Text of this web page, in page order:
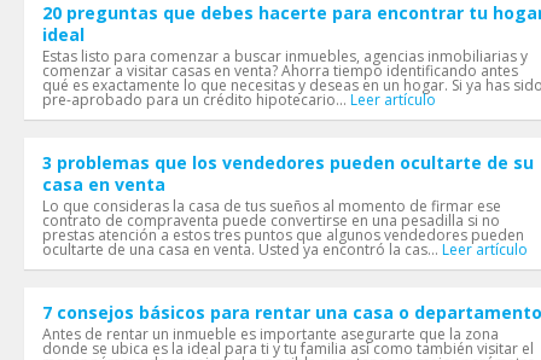
20 preguntas que debes hacerte para encontrar tu
ideal
Estas listo para comenzar a buscar inmuebles, agencias inmobiliarias y
comenzar a visitar casas en venta? Ahorra tiempo identificando antes
qué es exactamente lo que necesitas y deseas en un hogar. Si ya has
pre-aprobado para un crédito hipotecario... Leer artículo
3 problemas que los vendedores pueden ocultarte de su
casa en venta
Lo que consideras la casa de tus sueños al momento de firmar ese
contrato de compraventa puede convertirse en una pesadilla si no
prestas atención a estos tres puntos que algunos vendedores pueden
ocultarte de una casa en venta. Usted ya encontró la cas... Leer artículo
7 consejos básicos para rentar una casa o departamento
Antes de rentar un inmueble es importante asegurarte que la zona
donde se ubica es la ideal para ti y tu familia así como también visitar el